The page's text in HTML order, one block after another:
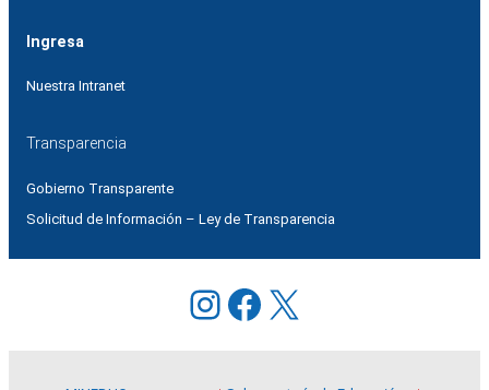
Ingresa
Nuestra Intranet
Transparencia
Gobierno Transparente
Solicitud de Información – Ley de Transparencia
Instagram
Facebook
X